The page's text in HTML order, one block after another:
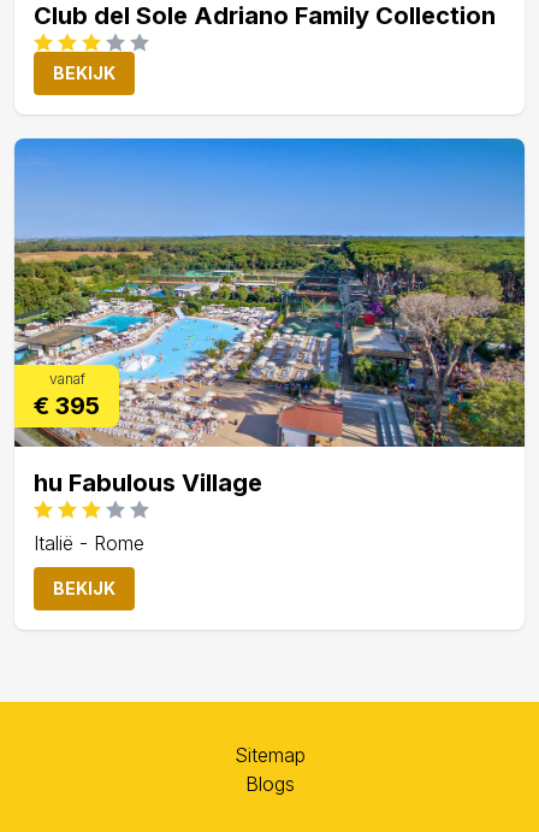
Club del Sole Adriano Family Collection
BEKIJK
vanaf
€ 395
hu Fabulous Village
Italië - Rome
BEKIJK
Sitemap
Blogs